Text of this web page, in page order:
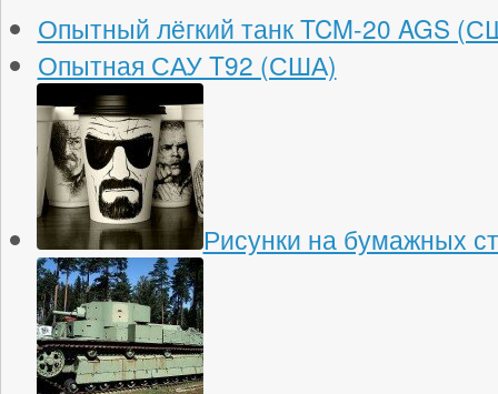
Опытный лёгкий танк TCM-20 AGS
Опытная САУ T92 (США)
Рисунки на бумажных